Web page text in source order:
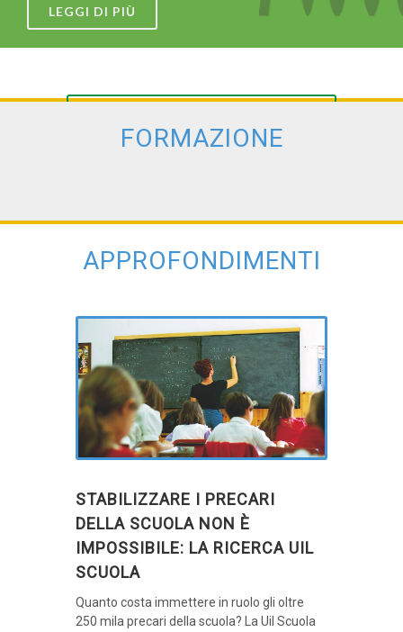
LEGGI DI PIÙ
FORMAZIONE
APPROFONDIMENTI
STABILIZZARE I PRECARI
DELLA SCUOLA NON È
IMPOSSIBILE: LA RICERCA UIL
SCUOLA
Quanto costa immettere in ruolo gli oltre
250 mila precari della scuola? La Uil Scuola